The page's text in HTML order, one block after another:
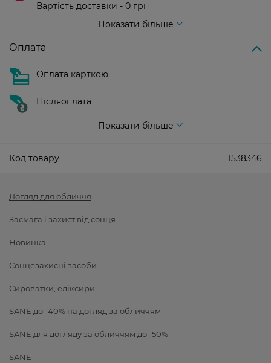
Вартість доставки - 0 грн
Показати більше
Оплата
Оплата карткою
Післяоплата
Показати більше
Код товару 1538346
Догляд для обличчя
Засмага і захист від сонця
Новинка
Сонцезахисні засоби
Сироватки, еліксири
SANE до -40% на догляд за обличчям
SANE для догляду за обличчям до -50%
SANE